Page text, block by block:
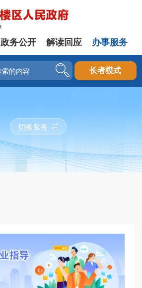
政务公开 解读回应 办事服务
长者模式
切换服务